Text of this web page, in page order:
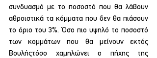
συνδυασμό με το ποσοστό που θα λάβουν
αθροιστικά τα κόμματα που δεν θα πιάσουν
το όριο του 3%. Όσο πιο υψηλό το ποσοστό
των κομμάτων που θα μείνουν εκτός
Βουλήςτόσο χαμηλώνει ο πήχης της